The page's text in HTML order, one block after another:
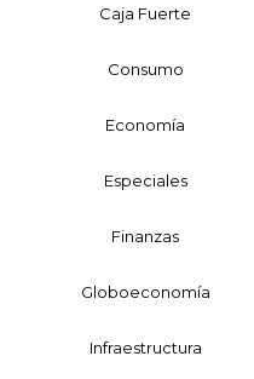
Caja Fuerte
Consumo
Economía
Especiales
Finanzas
Globoeconomía
Infraestructura